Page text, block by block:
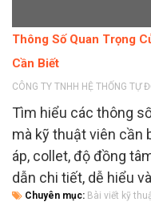
Thông Số Quan Trọng
Cần Biết
CÔNG TY TNHH HỆ THỐNG
Tìm hiểu các thông
mà kỹ thuật viên cần
áp, collet, độ đồng
dẫn chi tiết, dễ hiểu
Chuyên mục: Bài viết kỹ